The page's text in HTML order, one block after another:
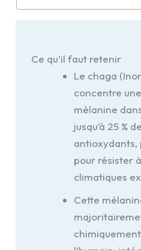
Ce qu’il faut retenir
Le chaga
concentre
mélanine
jusqu’à 25 %
pour résister
climatiques
Cette